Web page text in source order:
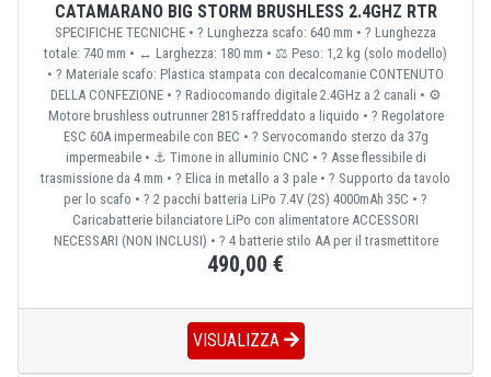
CATAMARANO BIG STORM BRUSHLESS 2.4GHZ RTR
SPECIFICHE TECNICHE • ? Lunghezza scafo: 640 mm • ? Lunghezza
totale: 740 mm • ↔️ Larghezza: 180 mm • ⚖️ Peso: 1,2 kg (solo modello)
• ?️ Materiale scafo: Plastica stampata con decalcomanie CONTENUTO
DELLA CONFEZIONE • ? Radiocomando digitale 2.4GHz a 2 canali • ⚙️
Motore brushless outrunner 2815 raffreddato a liquido • ? Regolatore
ESC 60A impermeabile con BEC • ?️ Servocomando sterzo da 37g
impermeabile • ⚓ Timone in alluminio CNC • ? Asse flessibile di
trasmissione da 4 mm • ? Elica in metallo a 3 pale • ? Supporto da tavolo
per lo scafo • ? 2 pacchi batteria LiPo 7.4V (2S) 4000mAh 35C • ?
Caricabatterie bilanciatore LiPo con alimentatore ACCESSORI
NECESSARI (NON INCLUSI) • ? 4 batterie stilo AA per il trasmettitore
490,00 €
VISUALIZZA